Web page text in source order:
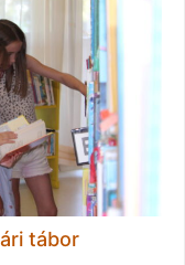
tábor